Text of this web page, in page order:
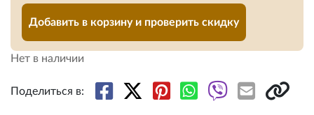
Добавить в корзину и проверить скидку
Нет в наличии
Поделиться в: